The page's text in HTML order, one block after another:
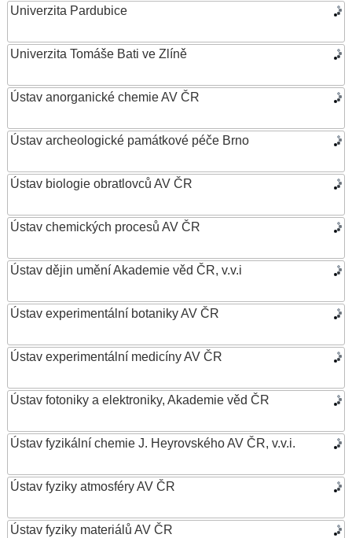
Univerzita Pardubice
Univerzita Tomáše Bati ve Zlíně
Ústav anorganické chemie AV ČR
Ústav archeologické památkové péče Brno
Ústav biologie obratlovců AV ČR
Ústav chemických procesů AV ČR
Ústav dějin umění Akademie věd ČR, v.v.i
Ústav experimentální botaniky AV ČR
Ústav experimentální medicíny AV ČR
Ústav fotoniky a elektroniky, Akademie věd ČR
Ústav fyzikální chemie J. Heyrovského AV ČR, v.v.i.
Ústav fyziky atmosféry AV ČR
Ústav fyziky materiálů AV ČR